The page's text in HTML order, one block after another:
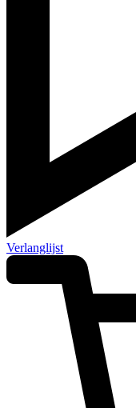
Verlanglijst